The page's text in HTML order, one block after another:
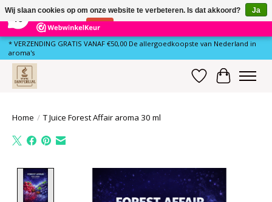
81 Reviews ×
* VERZENDING GRATIS VANAF €50,00 De allergoedkoopste van Nederland in
aroma's
Verlanglijst
Home / T Juice Forest Affair aroma 30 ml
Product image slideshow Items
Wij slaan cookies op om onze website te verbeteren. Is dat akkoord?
Ja
Nee